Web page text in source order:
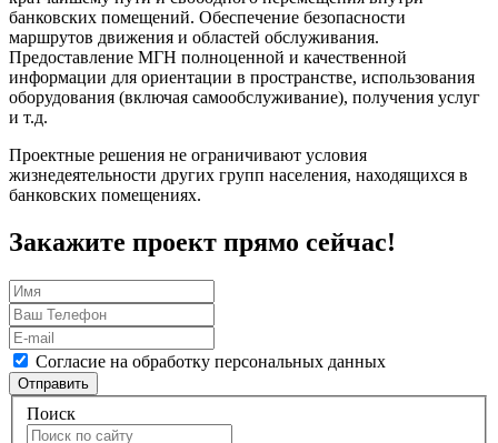
банковских помещений. Обеспечение безопасности
маршрутов движения и областей обслуживания.
Предоставление МГН полноценной и качественной
информации для ориентации в пространстве, использования
оборудования (включая самообслуживание), получения услуг
и т.д.
Проектные решения не ограничивают условия
жизнедеятельности других групп населения, находящихся в
банковских помещениях.
Закажите проект прямо сейчас!
Согласие на обработку персональных данных
Отправить
Поиск